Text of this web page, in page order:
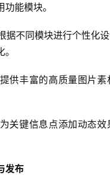
能模块。
据不同模块进行个性化
提供丰富的高质量图片
为关键信息点添加动态
发布